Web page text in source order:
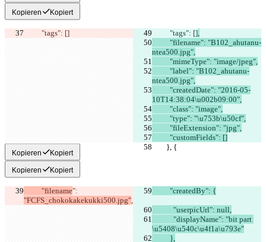
Kopieren Kopiert
          "tags": []
          "tags": []
,
ntea500.jpg",
          "mimeType": "image/jpeg",
ntea500.jpg",
10T14:38:04\u002b09:00",
          "class": "image",
          "type": "\u753b\u50cf",
          "fileExtension": "jpg",
          "customFields": []
        }, {
        }, {
Kopieren Kopiert
Kopieren Kopiert
          "filename
":
"FCFS_chokokakekukki500.jpg",
          "createdBy": {
            "userpicUrl": null,
\u5408\u540c\u4f1a\u793e"
          },